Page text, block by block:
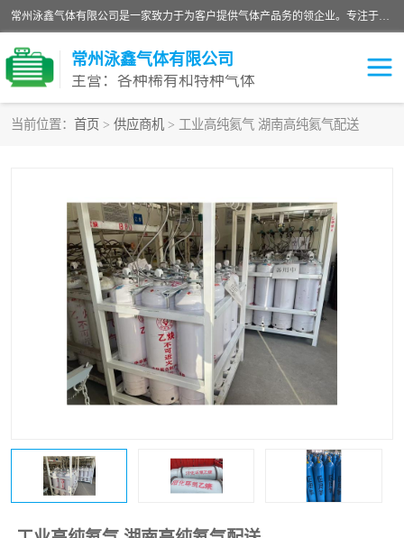
常州泳鑫气体有限公司是一家致力于为客户提供气体产品务的领企业。专注于环氧乙烷剂、环氧乙烷、高纯气体以及稀有和特种气体的研发、生产、销售和配送，产品广泛应用于医疗、电子、科研、化工、食品等多个领域。主要产品有：环氧乙烷灭菌剂，环氧乙烷，高纯氩，氮，氪，氙，氖，氘，笑，氦，氢，氧等各种稀有和特种气体。
常州泳鑫气体有限公司
主营：各种稀有和特种气体
当前位置： 首页 > 供应商机 > 工业高纯氦气 湖南高纯氦气配送
环氧乙烷灭菌剂 高纯氩气
高纯氮气